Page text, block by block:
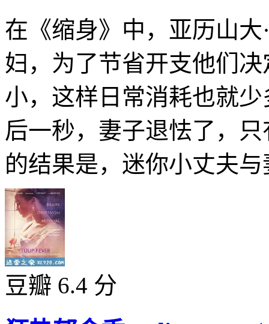
在《缩身》中，亚历山
妇，为了节省开支他们
小，这样日常消耗也就
后一秒，妻子退怯了，
的结果是，迷你小丈夫
豆瓣 6.4 分